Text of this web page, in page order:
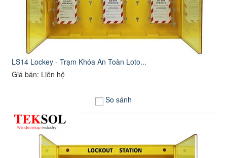
LS14 Lockey - Trạm Khóa An Toàn Loto...
Giá bán: Liên hệ
So sánh